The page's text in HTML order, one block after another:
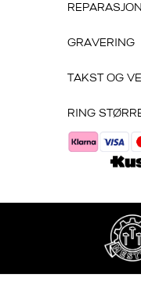
GRAVERING
TAKST OG
RING